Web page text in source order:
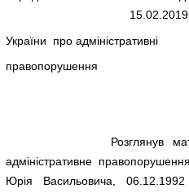
України про адміністративні
правопорушення
Розглянув матеріали
адміністративне
Юрія Васильовича,